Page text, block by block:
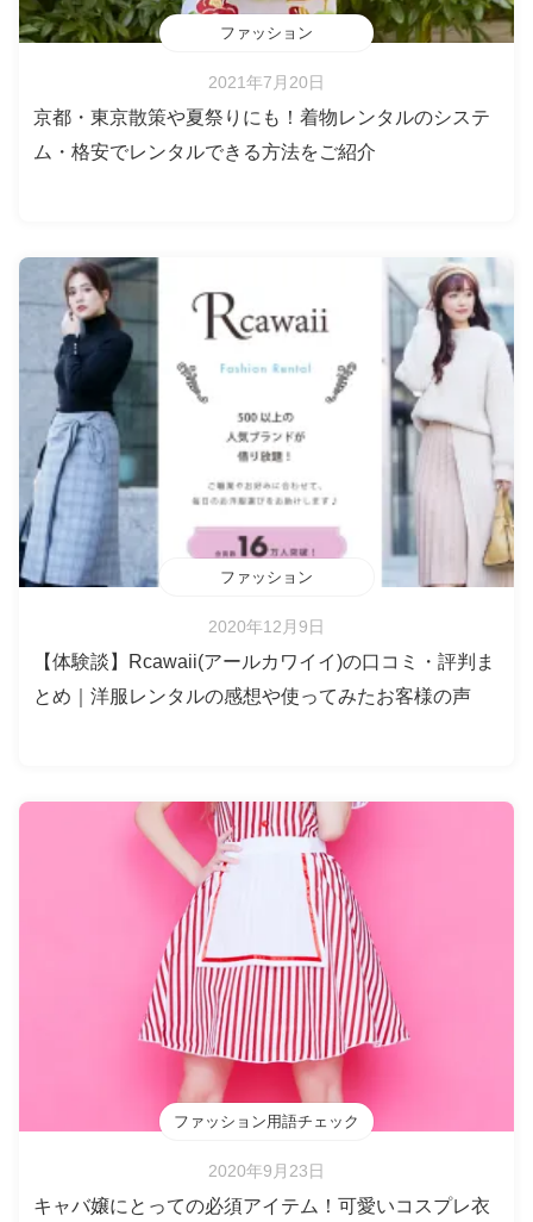
ファッション
2021年7月20日
京都・東京散策や夏祭りにも！着物レンタルのシステ
ム・格安でレンタルできる方法をご紹介
ファッション
2020年12月9日
【体験談】Rcawaii(アールカワイイ)の口コミ・評判ま
とめ｜洋服レンタルの感想や使ってみたお客様の声
ファッション用語チェック
2020年9月23日
キャバ嬢にとっての必須アイテム！可愛いコスプレ衣